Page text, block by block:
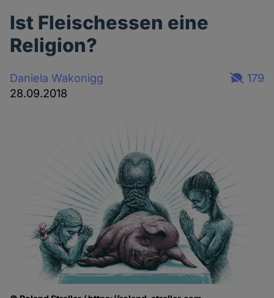
Ist Fleischessen eine
Religion?
Daniela Wakonigg
28.09.2018
179